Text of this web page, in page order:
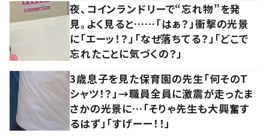
夜、コインランドリーで“忘れ物”を発
見。よく見ると……「はぁ？」衝撃の光景
に「エーッ！？」「なぜ落ちてる？」「どこで
忘れたことに気づくの？」
3歳息子を見た保育園の先生「何そのT
シャツ！？」→職員全員に激震が走ったま
さかの光景に…「そりゃ先生も大興奮す
るはず」「すげーー！！」